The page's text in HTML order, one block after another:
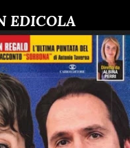
EDICOLA